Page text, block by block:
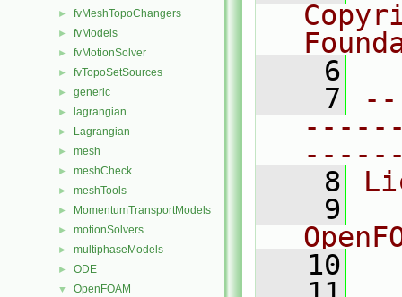
► fvMeshTopoChangers
► fvModels
► fvMotionSolver
► fvTopoSetSources
► generic
► lagrangian
► Lagrangian
► mesh
► meshCheck
► meshTools
► MomentumTransportModels
► motionSolvers
► multiphaseModels
► ODE
▼ OpenFOAM
    6
    7
    8
    9
   10